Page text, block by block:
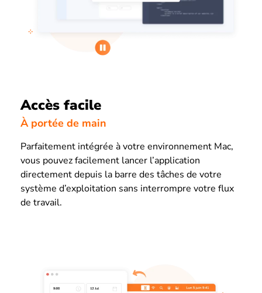
Accès facile
À portée de main
Parfaitement intégrée à votre environnement Mac,
vous pouvez facilement lancer l’application
directement depuis la barre des tâches de votre
système d’exploitation sans interrompre votre flux
de travail.